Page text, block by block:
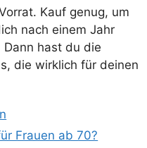
Kauf genug, um
nach einem Jahr
Dann hast du die
die wirklich für deinen
Frauen ab 70?